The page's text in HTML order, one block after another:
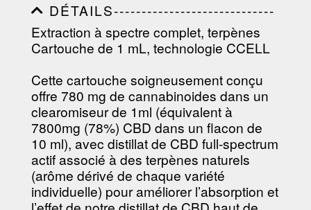
DÉTAILS-----------------------------
-----------------------------------------
-----------------------------------------
-----------------------------------------
----------------
Extraction à spectre complet, terpènes
Cartouche de 1 mL, technologie CCELL
Cette cartouche soigneusement conçu
offre 780 mg de cannabinoides dans un
clearomiseur de 1ml (équivalent à
7800mg (78%) CBD dans un flacon de
10 ml), avec distillat de CBD full-spectrum
actif associé à des terpènes naturels
(arôme dérivé de chaque variété
individuelle) pour améliorer l’absorption et